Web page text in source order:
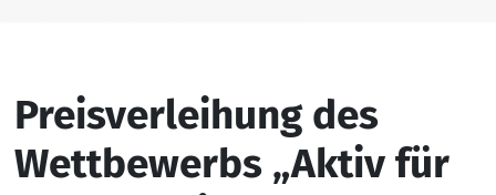
Preisverleihung des
Wettbewerbs „Aktiv für